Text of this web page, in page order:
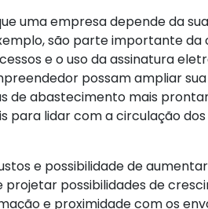
uma empresa depende da
são parte importante da
e o uso da assinatura
possam ampliar
de abastecimento mais
para lidar com a circulação
e possibilidade de
possibilidades de
e proximidade com os